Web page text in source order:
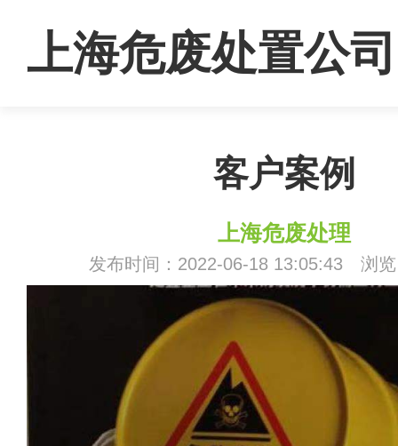
上海危废处置公司
客户案例
上海危废处理
发布时间：2022-06-18 13:05:43 浏览